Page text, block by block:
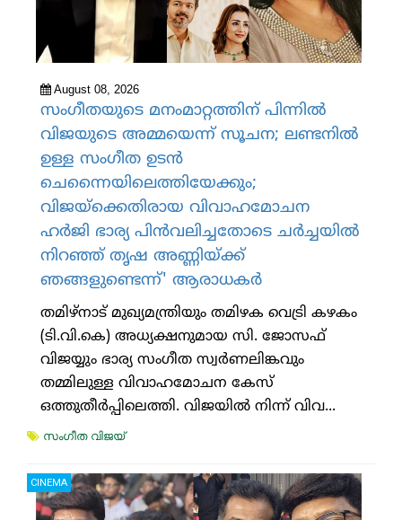
August 08, 2026
സംഗീതയുടെ മനംമാറ്റത്തിന് പിന്നില്‍
വിജയുടെ അമ്മയെന്ന് സൂചന; ലണ്ടനില്‍
ഉള്ള സംഗീത ഉടന്‍
ചെന്നൈയിലെത്തിയേക്കും;
വിജയ്ക്കെതിരായ വിവാഹമോചന
ഹര്‍ജി ഭാര്യ പിന്‍വലിച്ചതോടെ ചര്‍ച്ചയില്‍
നിറഞ്ഞ് തൃഷ അണ്ണിയ്ക്ക്
ഞങ്ങളുണ്ടെന്ന്' ആരാധകര്‍
തമിഴ്നാട് മുഖ്യമന്ത്രിയും തമിഴക വെട്രി കഴകം
(ടി.വി.കെ) അധ്യക്ഷനുമായ സി. ജോസഫ്
വിജയ്യും ഭാര്യ സംഗീത സ്വര്‍ണലിങ്കവും
തമ്മിലുള്ള വിവാഹമോചന കേസ്
ഒത്തുതീര്‍പ്പിലെത്തി. വിജയില്‍ നിന്ന് വിവ...
സംഗീത വിജയ്
CINEMA